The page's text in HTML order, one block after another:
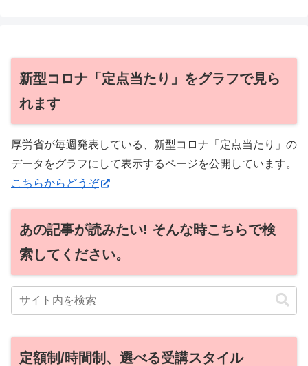
新型コロナ「定点当たり」をグラフで見ら
れます
厚労省が毎週発表している、新型コロナ「定点当たり」の
データをグラフにして表示するページを公開しています。
こちらからどうぞ
あの記事が読みたい! そんな時こちらで検
索してください。
定額制/時間制、選べる受講スタイル